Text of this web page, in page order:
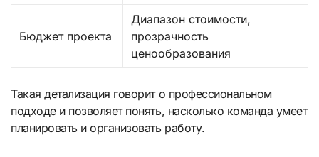
Бюджет проекта
Диапазон стоимости,
прозрачность
ценообразования
Такая детализация говорит о профессиональном
подходе и позволяет понять, насколько команда умеет
планировать и организовать работу.